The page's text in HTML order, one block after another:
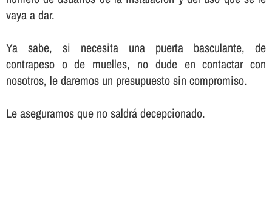
vaya a dar.
Ya sabe, si necesita una puerta basculante, de
contrapeso o de muelles, no dude en contactar con
nosotros, le daremos un presupuesto sin compromiso.
Le aseguramos que no saldrá decepcionado.